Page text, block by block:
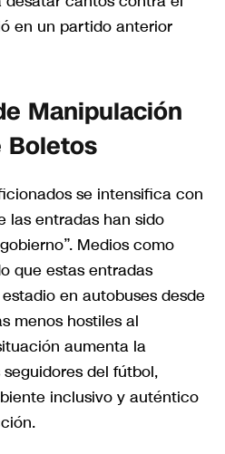
en un partido anterior
Manipulación
Boletos
se intensifica con
las entradas han sido
Medios como
que estas entradas
en autobuses desde
menos hostiles al
aumenta la
del fútbol,
inclusivo y auténtico